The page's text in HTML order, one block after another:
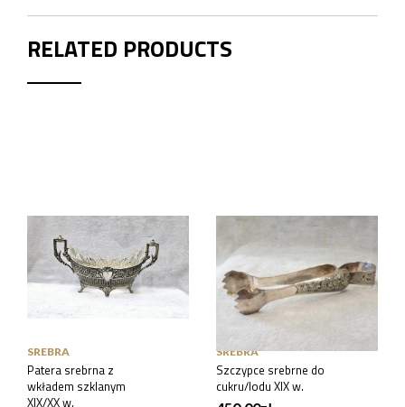
RELATED PRODUCTS
SREBRA
Patera srebrna z
wkładem szklanym
XIX/XX w.
SREBRA
Szczypce srebrne do
cukru/lodu XIX w.